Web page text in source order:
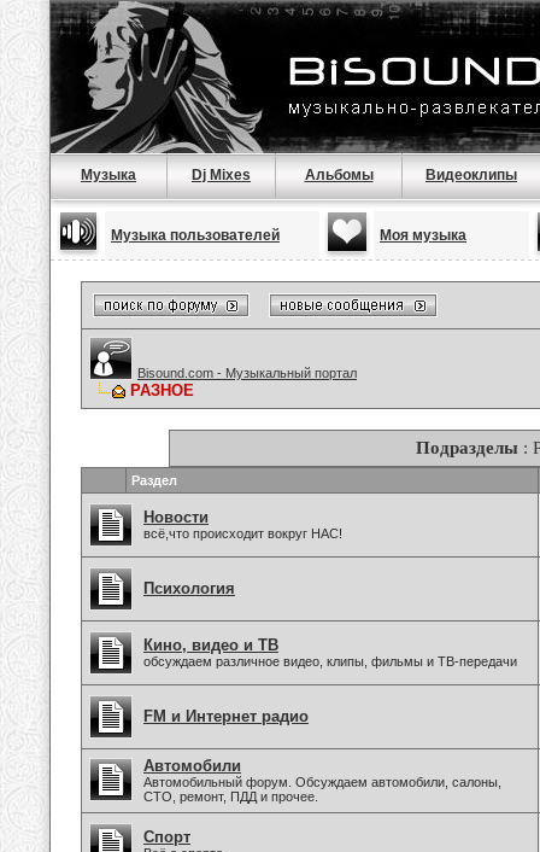
Музыка Dj Mixes Альбомы Видеоклипы
Музыка пользователей Моя музыка
Bisound.com - Музыкальный портал
РАЗНОЕ
Подразделы :
Раздел
Новости
всё,что происходит вокруг НАС!
Психология
Кино, видео и ТВ
обсуждаем различное видео, клипы, фильмы и ТВ-передачи
FM и Интернет радио
Автомобили
Автомобильный форум. Обсуждаем автомобили, салоны,
СТО, ремонт, ПДД и прочее.
Спорт